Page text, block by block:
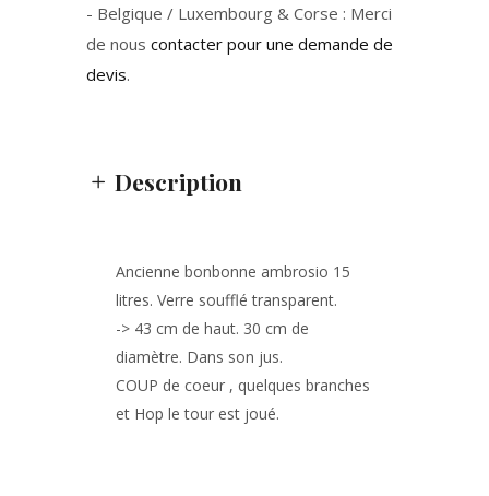
- Belgique / Luxembourg & Corse : Merci
de nous contacter pour une demande de
devis.
Description
Ancienne bonbonne ambrosio 15
litres. Verre soufflé transparent.
-> 43 cm de haut. 30 cm de
diamètre. Dans son jus.
COUP de coeur , quelques branches
et Hop le tour est joué.